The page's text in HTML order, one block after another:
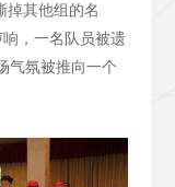
掉其他组的名
，一名队员被遗
气氛被推向一个